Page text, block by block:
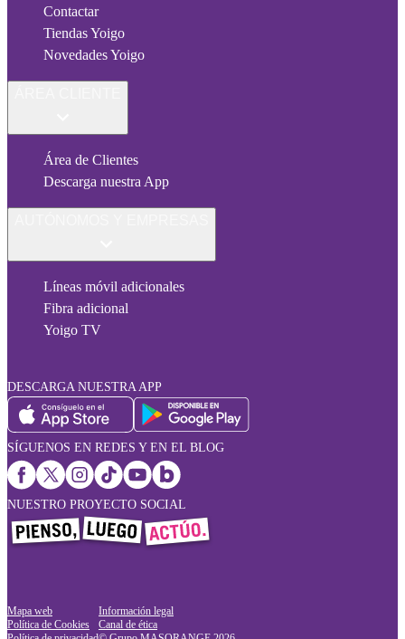
Contactar
Tiendas Yoigo
Novedades Yoigo
Área de Clientes
Descarga nuestra App
Líneas móvil adicionales
Fibra adicional
Yoigo TV
DESCARGA NUESTRA APP
SÍGUENOS EN REDES Y EN EL BLOG
NUESTRO PROYECTO SOCIAL
Mapa web
Política de Cookies
Información legal
Canal de ética